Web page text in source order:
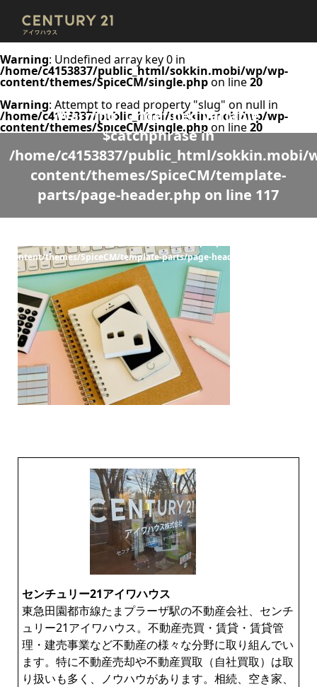
Warning: Undefined array key 0 in
/home/c4153837/public_html/sokkin.mobi/wp/wp-
content/themes/SpiceCM/single.phpon line20
Warning: Attempt to read property "slug" on null in
/home/c4153837/public_html/sokkin.mobi/wp/wp-
content/themes/SpiceCM/single.phpon line20
Warning: Undefined variable
$catchphrase in
/home/c4153837/public_html/sokkin.mobi/
content/themes/SpiceCM/template-
parts/page-header.php on line 117
content/themes/SpiceCM/template-parts/page-header.php
センチュリー21アイワハウス
東急田園都市線たまプラーザ駅の不動産会社、センチ
ュリー21アイワハウス。不動産売買・賃貸・賃貸管
理・建売事業など不動産の様々な分野に取り組んでい
ます。特に不動産売却や不動産買取（自社買取）は取
り扱いも多く、ノウハウがあります。相続、空き家、